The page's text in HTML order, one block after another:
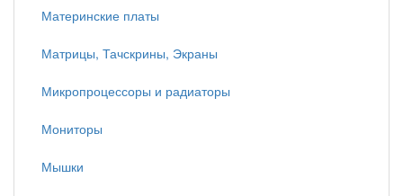
Материнские платы
Матрицы, Тачскрины, Экраны
Микропроцессоры и радиаторы
Мониторы
Мышки